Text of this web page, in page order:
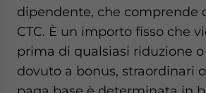
dipendente, che comprende
CTC. È un importo fisso che
prima di qualsiasi riduzione
dovuto a bonus, straordinari